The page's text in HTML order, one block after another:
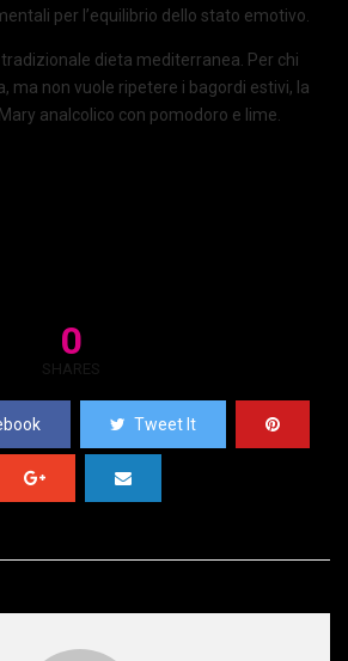
per l’equilibrio dello stato emotivo.
dieta mediterranea. Per chi
ma non vuole ripetere i bagordi estivi, la
analcolico con pomodoro e lime.
0
SHARES
Tweet It